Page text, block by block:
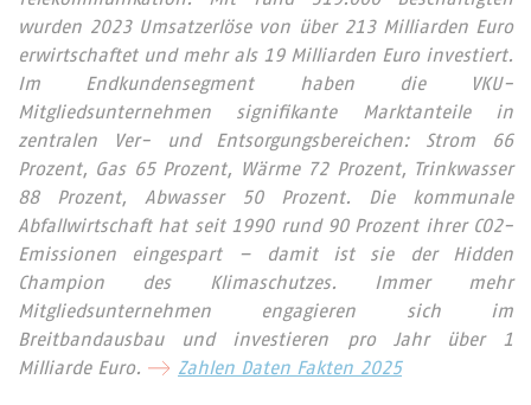
wurden 2023 Umsatzerlöse von über 213 Milliarden Euro
erwirtschaftet und mehr als 19 Milliarden Euro investiert.
Im Endkundensegment haben die VKU-
Mitgliedsunternehmen signifikante Marktanteile in
zentralen Ver- und Entsorgungsbereichen: Strom 66
Prozent, Gas 65 Prozent, Wärme 72 Prozent, Trinkwasser
88 Prozent, Abwasser 50 Prozent. Die kommunale
Abfallwirtschaft hat seit 1990 rund 90 Prozent ihrer CO2-
Emissionen eingespart – damit ist sie der Hidden
Champion des Klimaschutzes. Immer mehr
Mitgliedsunternehmen engagieren sich im
Breitbandausbau und investieren pro Jahr über 1
Milliarde Euro.
Zahlen Daten Fakten 2025